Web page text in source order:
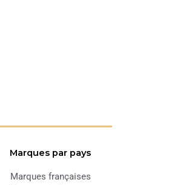
Marques par pays
Marques françaises